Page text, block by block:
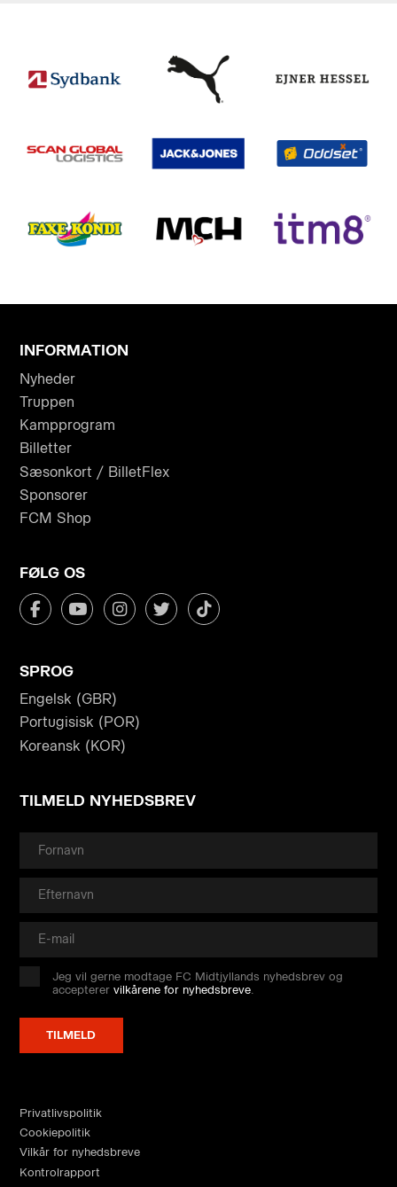
INFORMATION
Nyheder
Truppen
Kampprogram
Billetter
Sæsonkort / BilletFlex
Sponsorer
FCM Shop
FØLG OS
SPROG
Engelsk (GBR)
Portugisisk (POR)
Koreansk (KOR)
TILMELD NYHEDSBREV
Jeg vil gerne modtage FC Midtjyllands nyhedsbrev og
accepterervilkårene for nyhedsbreve
Privatlivspolitik
Cookiepolitik
Vilkår for nyhedsbreve
Kontrolrapport